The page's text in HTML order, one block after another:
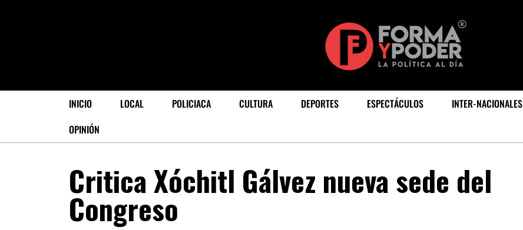
INICIO LOCAL POLICIACA CULTURA DEPORTES ESPECTÁCULOS INTER-NACIONALES
OPINIÓN
Critica Xóchitl Gálvez nueva sede del
Congreso